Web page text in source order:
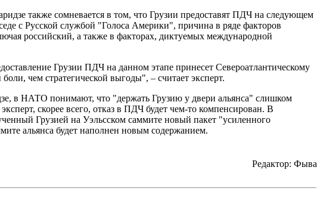
также сомневается в том, что Грузии предоставят ПДЧ на следующем
с Русской службой "Голоса Америки", причина в ряде факторов
российский, а также в факторах, диктуемых международной
Грузии ПДЧ на данном этапе принесет Североатлантическому
чем стратегической выгоды", – считает эксперт.
в НАТО понимают, что "держать Грузию у двери альянса" слишком
скорее всего, отказ в ПДЧ будет чем-то компенсирован. В
Грузией на Уэльсском саммите новый пакет "усиленного
альянса будет наполнен новым содержанием.
Редактор: Фыва